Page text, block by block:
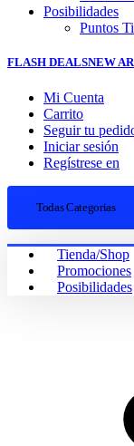
Posibilidades
Puntos
FLASH DEALSNEW
Mi Cuenta
Carrito
Seguir tu
Iniciar sesión
Regístrese en
Todas Categorias
Tienda/Shop
Promociones
Posibilidades